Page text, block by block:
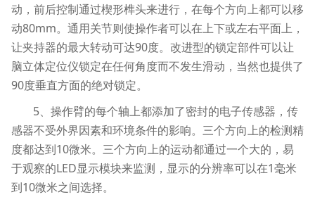
动，前后控制通过楔形榫头来进行，在每个方向上都可以移
动80mm。通用关节则使操作者可以在上下或左右平面上，
让夹持器的最大转动可达90度。改进型的锁定部件可以让
脑立体定位仪锁定在任何角度而不发生滑动，当然也提供了
90度垂直方面的绝对锁定。
5、操作臂的每个轴上都添加了密封的电子传感器，传
感器不受外界因素和环境条件的影响。三个方向上的检测精
度都达到10微米。三个方向上的运动都通过一个大的，易
于观察的LED显示模块来监测，显示的分辨率可以在1毫米
到10微米之间选择。